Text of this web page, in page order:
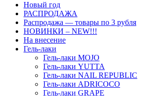
Новый год
РАСПРОДАЖА
Распродажа — товары по 3 рубля
НОВИНКИ – NEW!!!
На внесение
Гель-лаки
Гель-лаки MOJO
Гель-лаки YUTTA
Гель-лаки NAIL REPUBLIC
Гель-лаки ADRICOCO
Гель-лаки GRAPE